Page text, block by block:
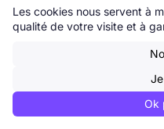
Une fois que vous
Vous pouvez l'inclure
évidence sur votre
des publicités sur les
Les cookies nous servent à
qualité de votre visite et à
Ok